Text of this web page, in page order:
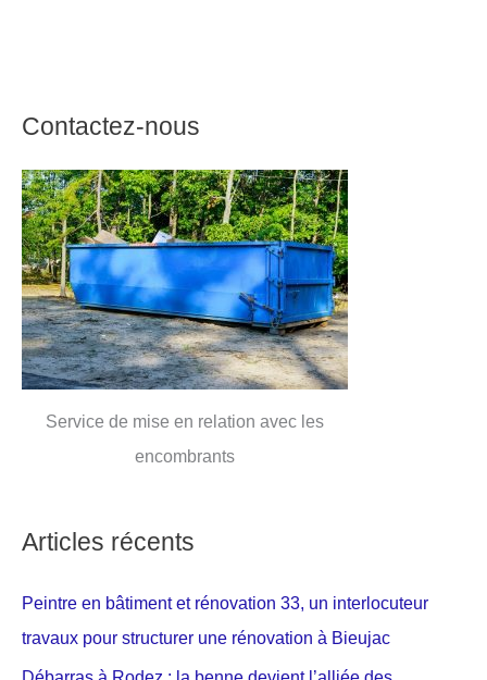
Contactez-nous
Service de mise en relation avec les
encombrants
Articles récents
Peintre en bâtiment et rénovation 33, un interlocuteur
travaux pour structurer une rénovation à Bieujac